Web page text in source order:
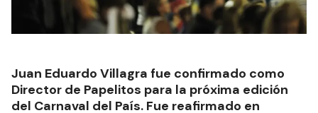
Juan Eduardo Villagra fue confirmado como
Director de Papelitos para la próxima edición
del Carnaval del País. Fue reafirmado en